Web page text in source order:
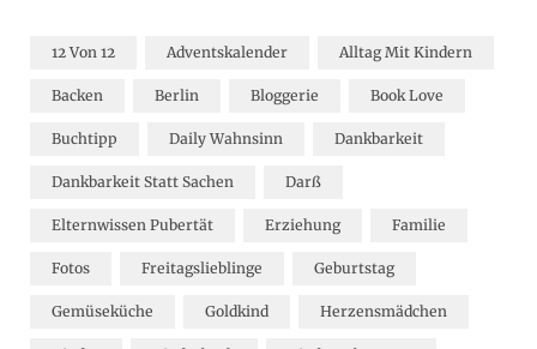
12 Von 12 Adventskalender Alltag Mit Kindern
Backen Berlin Bloggerie Book Love
Buchtipp Daily Wahnsinn Dankbarkeit
Dankbarkeit Statt Sachen Darß
Elternwissen Pubertät Erziehung Familie
Fotos Freitagslieblinge Geburtstag
Gemüseküche Goldkind Herzensmädchen